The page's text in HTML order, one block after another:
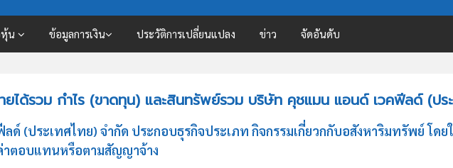
หุ้น ข้อมูลการเงิน ประวัติการเปลี่ยนแปลง ข่าว จัดอันดับ
ยได้รวม กำไร (ขาดทุน) และสินทรัพย์รวม บริษัท คุชแมน แอนด์ เวคฟีลด์ (ปร
(ประเทศไทย) จำกัด ประกอบธุรกิจประเภท กิจกรรมเกี่ยวกกับอสังหาริมทรัพย์ โด
าตอบแทนหรือตามสัญญาจ้าง